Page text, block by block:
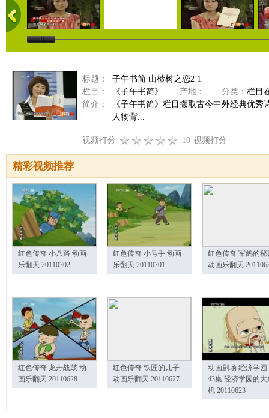
标题：
子午书简 山楂树之恋2 1
栏目：
《子午书简》 产地： 分类： 栏目
简介：
《子午书简》栏目撷取古今中外经典优
人物背...
视频打分 10 视频打分
精彩视频推荐
红色传奇 小八路 动画
乐翻天 20110702
红色传奇 小号手 动画
乐翻天 20110701
红色传奇 军鸽的秘
动画乐翻天
红色传奇 龙舟战鼓 动
画乐翻天 20110628
红色传奇 铁匠的儿子
动画乐翻天 20110627
动画剧场 经济学园
43集 经济学园的大
机 20110623